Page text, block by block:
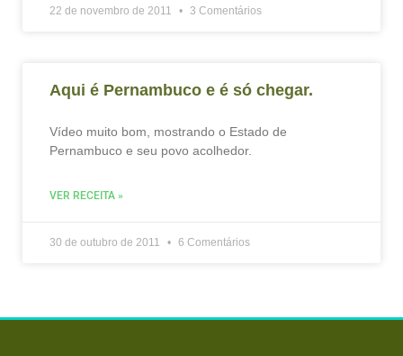
22 de novembro de 2011 3 Comentários
Aqui é Pernambuco e é só chegar.
Vídeo muito bom, mostrando o Estado de
Pernambuco e seu povo acolhedor.
VER RECEITA »
30 de outubro de 2011 6 Comentários